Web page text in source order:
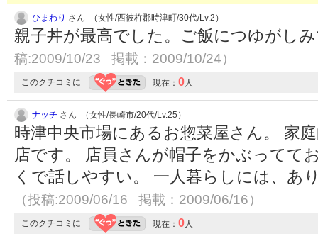
ひまわり さん （女性/西彼杵郡時津町/30代/Lv.2）
親子丼が最高でした。ご飯につゆがし
稿:2009/10/23 掲載：2009/10/24）
このクチコミに 現在： 0人
ナッチ さん （女性/長崎市/20代/Lv.25）
時津中央市場にあるお惣菜屋さん。 家
店です。 店員さんが帽子をかぶってて
くで話しやすい。 一人暮らしには、あ
（投稿:2009/06/16 掲載：2009/06/16）
このクチコミに 現在： 0人